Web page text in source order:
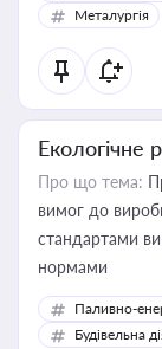
Металургія
Екологічне
Про що тема:
вимог до
стандартами
нормами
Паливно-
Будівельна